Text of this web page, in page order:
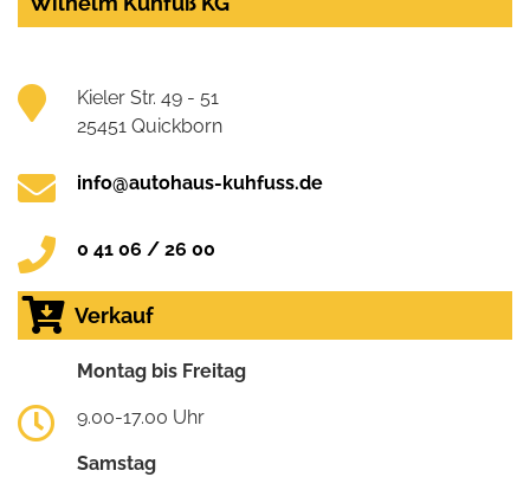
Kieler Str. 49 - 51
25451 Quickborn
info@autohaus-kuhfuss.de
0 41 06 / 26 00
Verkauf
Montag bis Freitag
9.00-17.00 Uhr
Samstag